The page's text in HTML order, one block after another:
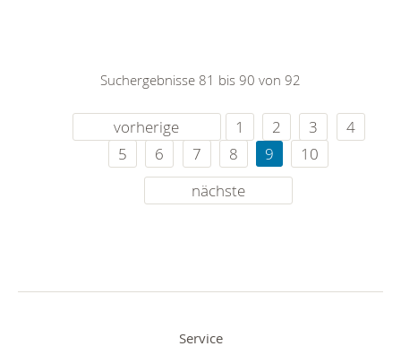
Suchergebnisse 81 bis 90 von 92
vorherige 1 2 3
4
5
6 7 8 9
10
nächste
Service